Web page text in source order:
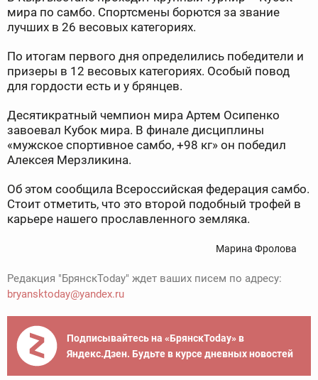
мира по самбо. Спортсмены борются за звание
лучших в 26 весовых категориях.
По итогам первого дня определились победители и
призеры в 12 весовых категориях. Особый повод
для гордости есть и у брянцев.
Десятикратный чемпион мира Артем Осипенко
завоевал Кубок мира. В финале дисциплины
«мужское спортивное самбо, +98 кг» он победил
Алексея Мерзликина.
Об этом сообщила Всероссийская федерация самбо.
Стоит отметить, что это второй подобный трофей в
карьере нашего прославленного земляка.
Марина Фролова
Редакция "БрянскToday" ждет ваших писем по адресу:
bryansktoday@yandex.ru
Подписывайтесь на «БрянскToday» в
Яндекс.Дзен. Будьте в курсе дневных новостей